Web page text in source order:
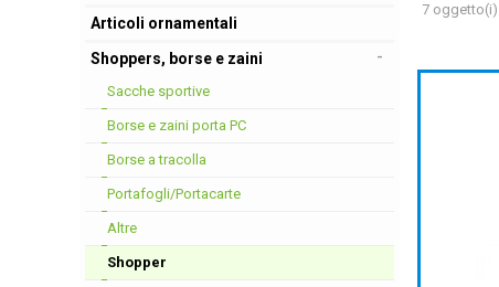
Articoli ornamentali
Shoppers, borse e zaini
-
Sacche sportive
Borse e zaini porta PC
Borse a tracolla
Portafogli/Portacarte
Altre
Shopper
7 oggetto(i)